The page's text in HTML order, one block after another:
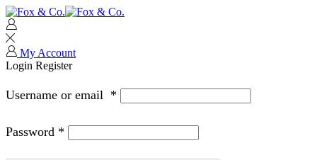
My Account
Login Register
Username or email *
Password *